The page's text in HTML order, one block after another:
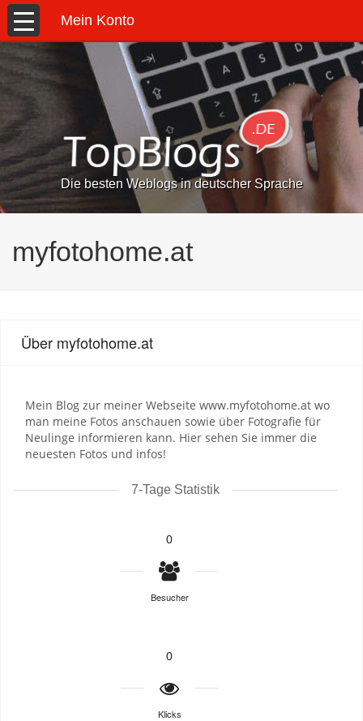
Mein Konto
Die besten Weblogs in deutscher Sprache
myfotohome.at
Über myfotohome.at
Mein Blog zur meiner Webseite www.myfotohome.at wo
man meine Fotos anschauen sowie über Fotografie für
Neulinge informieren kann. Hier sehen Sie immer die
neuesten Fotos und infos!
7-Tage Statistik
0
Besucher
0
Klicks